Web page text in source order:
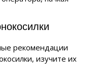
рекомендации
изучите их